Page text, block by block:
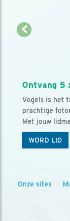
Ontvang 5
Vogels is het
prachtige
Met jouw
WORD LID
Onze sites